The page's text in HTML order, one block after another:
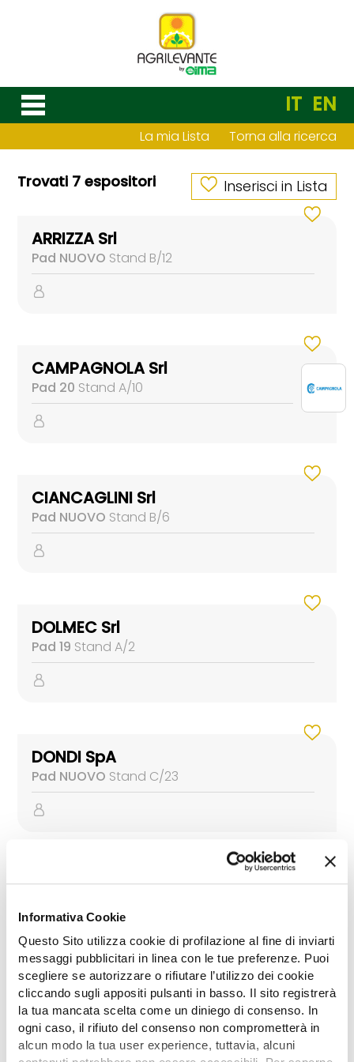
Informativa Cookie
Questo Sito utilizza cookie di profilazione al fine di inviarti
messaggi pubblicitari in linea con le tue preferenze. Puoi
scegliere se autorizzare o rifiutare l’utilizzo dei cookie
cliccando sugli appositi pulsanti in basso. Il sito registrerà
la tua mancata scelta come un diniego di consenso. In
ogni caso, il rifiuto del consenso non comprometterà in
alcun modo la tua user experience, tuttavia, alcuni
IT EN
La mia Lista Torna alla ricerca
Trovati 7 espositori Inserisci in Lista
ARRIZZA Srl
Pad NUOVO Stand B/12
CAMPAGNOLA Srl
Pad 20 Stand A/10
CIANCAGLINI Srl
Pad NUOVO Stand B/6
DOLMEC Srl
Pad 19 Stand A/2
DONDI SpA
Pad NUOVO Stand C/23
RINIERI Srl
TECNOAGRI Srl
Pad AREA 47Stand A/4